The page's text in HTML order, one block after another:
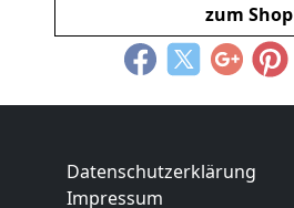
zum Shop
Datenschutzerklärung
Impressum